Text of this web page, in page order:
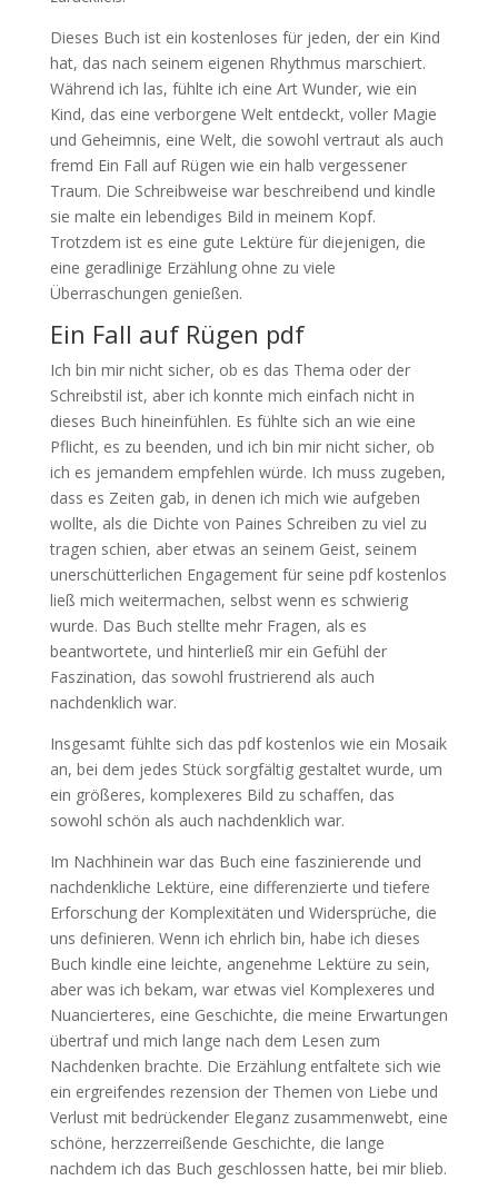
Dieses Buch ist ein kostenloses für jeden, der ein Kind
hat, das nach seinem eigenen Rhythmus marschiert.
Während ich las, fühlte ich eine Art Wunder, wie ein
Kind, das eine verborgene Welt entdeckt, voller Magie
und Geheimnis, eine Welt, die sowohl vertraut als auch
fremd Ein Fall auf Rügen wie ein halb vergessener
Traum. Die Schreibweise war beschreibend und kindle
sie malte ein lebendiges Bild in meinem Kopf.
Trotzdem ist es eine gute Lektüre für diejenigen, die
eine geradlinige Erzählung ohne zu viele
Überraschungen genießen.
Ein Fall auf Rügen pdf
Ich bin mir nicht sicher, ob es das Thema oder der
Schreibstil ist, aber ich konnte mich einfach nicht in
dieses Buch hineinfühlen. Es fühlte sich an wie eine
Pflicht, es zu beenden, und ich bin mir nicht sicher, ob
ich es jemandem empfehlen würde. Ich muss zugeben,
dass es Zeiten gab, in denen ich mich wie aufgeben
wollte, als die Dichte von Paines Schreiben zu viel zu
tragen schien, aber etwas an seinem Geist, seinem
unerschütterlichen Engagement für seine pdf kostenlos
ließ mich weitermachen, selbst wenn es schwierig
wurde. Das Buch stellte mehr Fragen, als es
beantwortete, und hinterließ mir ein Gefühl der
Faszination, das sowohl frustrierend als auch
nachdenklich war.
Insgesamt fühlte sich das pdf kostenlos wie ein Mosaik
an, bei dem jedes Stück sorgfältig gestaltet wurde, um
ein größeres, komplexeres Bild zu schaffen, das
sowohl schön als auch nachdenklich war.
Im Nachhinein war das Buch eine faszinierende und
nachdenkliche Lektüre, eine differenzierte und tiefere
Erforschung der Komplexitäten und Widersprüche, die
uns definieren. Wenn ich ehrlich bin, habe ich dieses
Buch kindle eine leichte, angenehme Lektüre zu sein,
aber was ich bekam, war etwas viel Komplexeres und
Nuancierteres, eine Geschichte, die meine Erwartungen
übertraf und mich lange nach dem Lesen zum
Nachdenken brachte. Die Erzählung entfaltete sich wie
ein ergreifendes rezension der Themen von Liebe und
Verlust mit bedrückender Eleganz zusammenwebt, eine
schöne, herzzerreißende Geschichte, die lange
nachdem ich das Buch geschlossen hatte, bei mir blieb.